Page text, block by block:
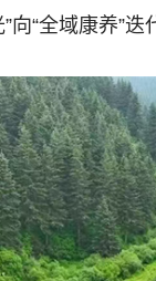
向“全域康养”迭